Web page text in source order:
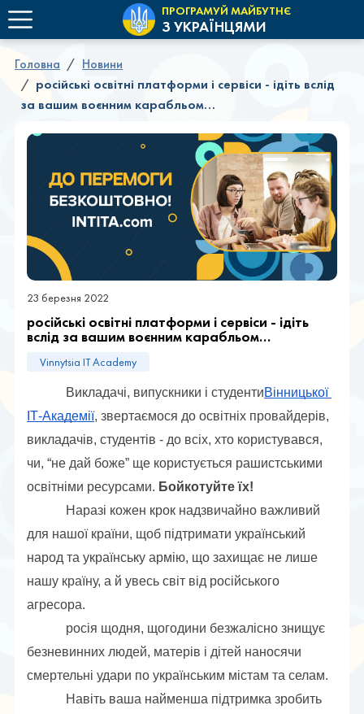
ПРОГРАМУЙ МАЙБУТНЄ
З УКРАЇНЦЯМИ
Головна
Новини
російські освітні платформи і сервіси - ідіть вслід
за вашим воєнним карабльом…
23 березня 2022
російські освітні платформи і сервіси - ідіть
вслід за вашим воєнним карабльом…
Vinnytsia IT Academy
Викладачі, випускники і студентиВінницької
ІТ-Академії, звертаємося до освітніх провайдерів,
викладачів, студентів - до всіх, хто користувався,
чи, “не дай боже” ще користується рашистськими
освітніми ресурсами. Бойкотуйте їх!
Наразі кожен крок надзвичайно важливий
для нашої країни, щоб підтримати український
народ та українську армію, що захищає не лише
нашу країну, а й увесь світ від російського
агресора.
росія щодня, щогодини безжалісно знищує
безневинних людей, матерів і дітей наносячи
смертельні удари по українським містам та селам.
Навіть ваша найменша підтримка зробить